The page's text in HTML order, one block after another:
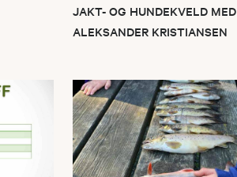
JAKT- OG HUNDEKVELD MED
ALEKSANDER KRISTIANSEN